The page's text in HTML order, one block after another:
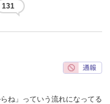
131
ね」っていう流れになってる